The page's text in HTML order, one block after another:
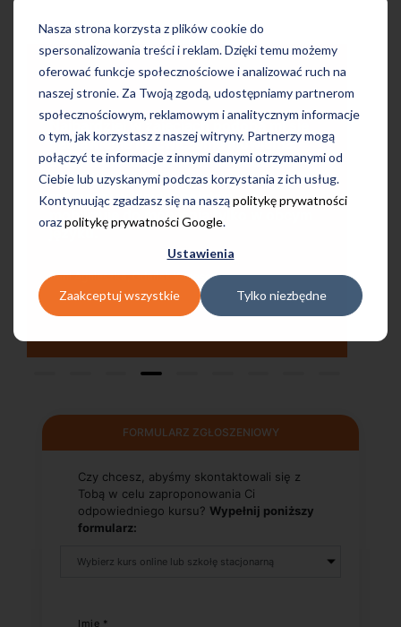
Nasza strona korzysta z plików cookie do
spersonalizowania treści i reklam. Dzięki temu możemy
oferować funkcje społecznościowe i analizować ruch na
naszej stronie. Za Twoją zgodą, udostępniamy partnerom
społecznościowym, reklamowym i analitycznym informacje
o tym, jak korzystasz z naszej witryny. Partnerzy mogą
połączyć te informacje z innymi danymi otrzymanymi od
Ciebie lub uzyskanymi podczas korzystania z ich usług.
Kontynuując zgadzasz się na nasząpolitykę prywatności
orazpolitykę prywatności Google.
Ustawienia
Zaakceptuj wszystkie Tylko niezbędne
mi się
Uczę się w tej szkole od 4 lat i jestem
bardzo zadowolona. Zajęcia z nativami,
wygodna, nowoczesna szkoła położona
w dogodnej lokalizacji, bo tuż przy
wyjściu z metra, mili pracownicy,
bardzo konkurencyjna cena kursu i
najlepsza Pani manager, która służy
Pani Małgrzata, Warszawa Metro Świętokrzyska
FORMULARZ ZGŁOSZENIOWY
Czy chcesz, abyśmy skontaktowali się z
Tobą w celu zaproponowania Ci
odpowiedniego kursu? Wypełnij poniższy
formularz:
Imię *